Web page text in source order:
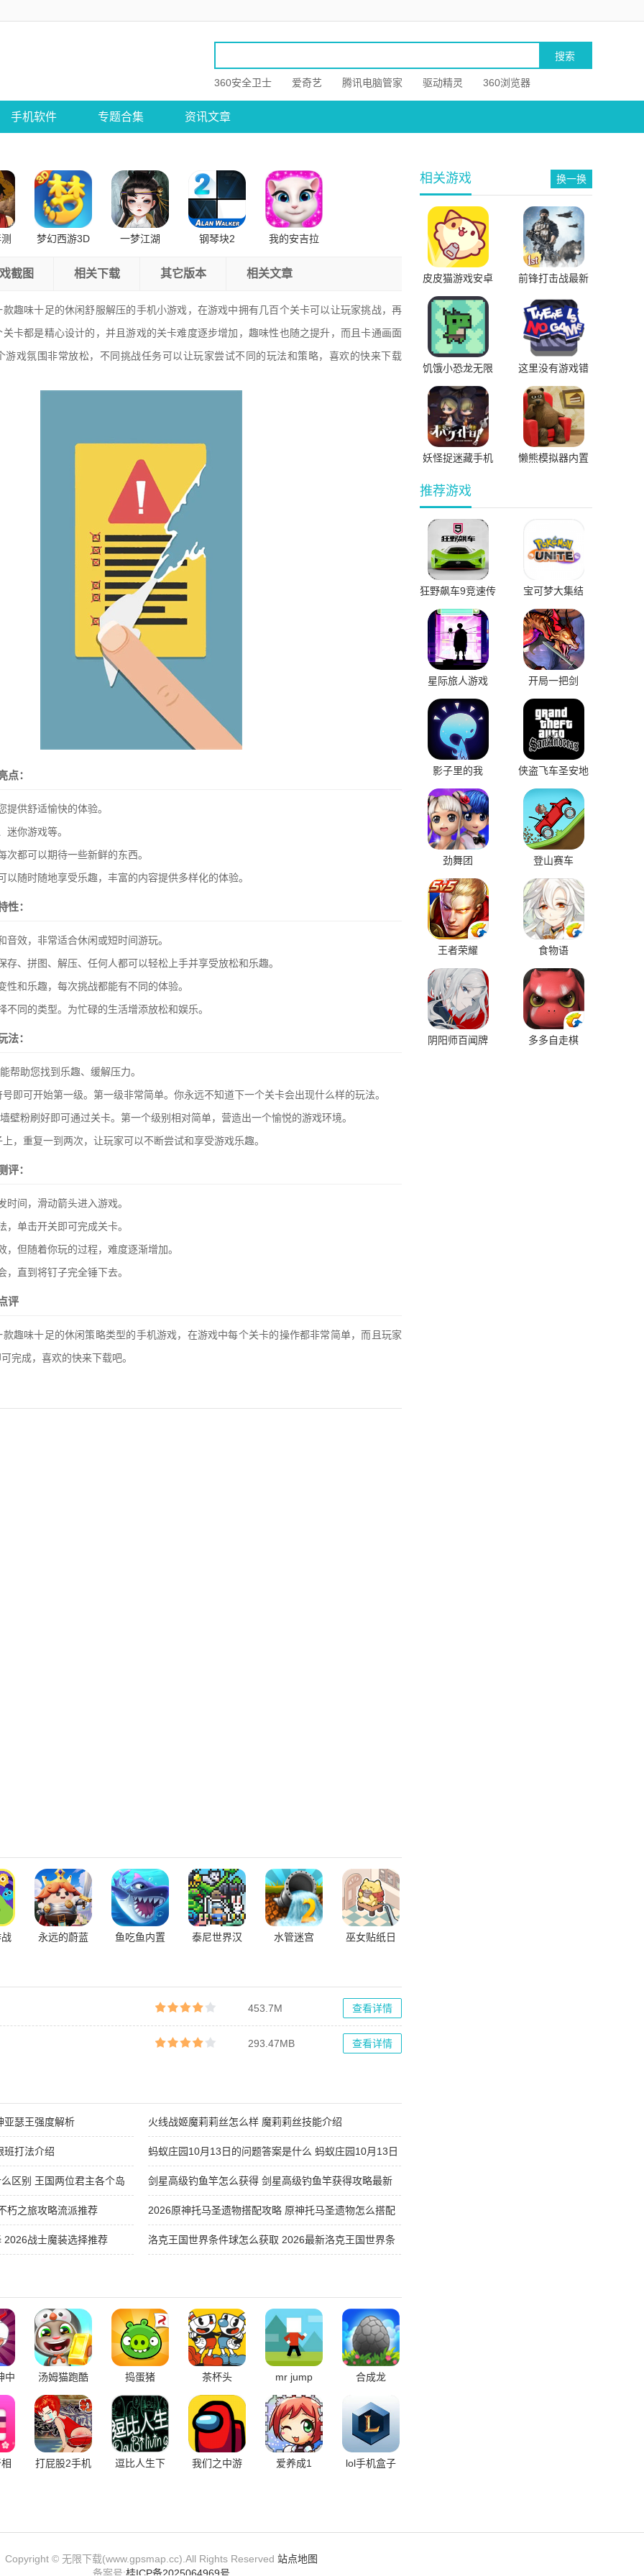
360安全卫士 爱奇艺 腾讯电脑管家 驱动精灵 360浏览器
手机软件 专题合集 资讯文章
梦幻西游3D
一梦江湖 钢琴块2 我的安吉拉
截图 相关下载 其它版本 相关文章
款趣味十足的休闲舒服解压的手机小游戏，在游戏中拥有几百个关卡可以让玩家挑战，再
卡都是精心设计的，并且游戏的关卡难度逐步增加，趣味性也随之提升，而且卡通画面
游戏氛围非常放松，不同挑战任务可以让玩家尝试不同的玩法和策略，喜欢的快来下载
点：
供舒适愉快的体验。
迷你游戏等。
都可以期待一些新鲜的东西。
以随时随地享受乐趣，丰富的内容提供多样化的体验。
性：
效，非常适合休闲或短时间游玩。
存、拼图、解压、任何人都可以轻松上手并享受放松和乐趣。
性和乐趣，每次挑战都能有不同的体验。
不同的类型。为忙碌的生活增添放松和娱乐。
法：
帮助您找到乐趣、缓解压力。
即可开始第一级。第一级非常简单。你永远不知道下一个关卡会出现什么样的玩法。
壁粉刷好即可通过关卡。第一个级别相对简单，营造出一个愉悦的游戏环境。
，重复一到两次，让玩家可以不断尝试和享受游戏乐趣。
评：
间，滑动箭头进入游戏。
单击开关即可完成关卡。
但随着你玩的过程，难度逐渐增加。
直到将钉子完全锤下去。
评
趣味十足的休闲策略类型的手机游戏，在游戏中每个关卡的操作都非常简单，而且玩家
完成，喜欢的快来下载吧。
永远的蔚蓝
鱼吃鱼内置
泰尼世界汉
水管迷宫
巫女贴纸日
453.7M 查看详情
293.47MB 查看详情
亚瑟王强度解析 火线战姬魔莉莉丝怎么样 魔莉莉丝技能介绍
班打法介绍 蚂蚁庄园10月13日的问题答案是什么 蚂蚁庄园10月13日
答案最新分享
区别 王国两位君主各个岛 剑星高级钓鱼竿怎么获得 剑星高级钓鱼竿获得攻略最新
2026
朽之旅攻略流派推荐 2026原神托马圣遗物搭配攻略 原神托马圣遗物怎么搭配
2026战士魔装选择推荐 洛克王国世界条件球怎么获取 2026最新洛克王国世界条
中
汤姆猫跑酷
限钻石版
捣蛋猪 茶杯头 mr jump 合成龙
打屁股2手机
逗比人生下
我们之中游
爱养成1 lol手机盒子
相关游戏 换一换
皮皮猫游戏安卓
前锋打击战最新
饥饿小恐龙无限
这里没有游戏错
妖怪捉迷藏手机
懒熊模拟器内置
推荐游戏
狂野飙车9竞速传
宝可梦大集结
星际旅人游戏 开局一把剑
影子里的我
侠盗飞车圣安地
劲舞团 登山赛车
王者荣耀 食物语
阴阳师百闻牌 多多自走棋
Copyright © 无限下载(www.gpsmap.cc).All Rights Reserved 站点地图
备案号:桂ICP备2025064969号